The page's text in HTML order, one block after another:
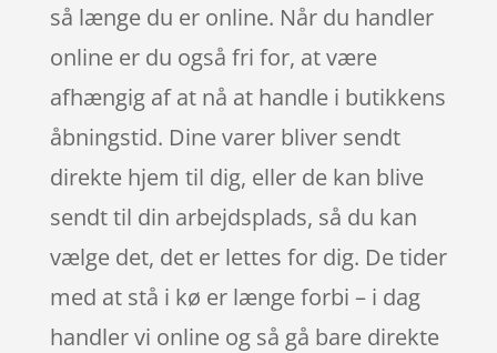
så længe du er online. Når du handler
online er du også fri for, at være
afhængig af at nå at handle i butikkens
åbningstid. Dine varer bliver sendt
direkte hjem til dig, eller de kan blive
sendt til din arbejdsplads, så du kan
vælge det, det er lettes for dig. De tider
med at stå i kø er længe forbi – i dag
handler vi online og så gå bare direkte